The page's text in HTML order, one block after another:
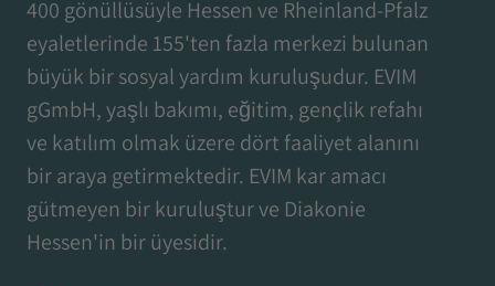
400 gönüllüsüyle Hessen ve Rheinland-Pfalz
eyaletlerinde 155'ten fazla merkezi bulunan
büyük bir sosyal yardım kuruluşudur. EVIM
gGmbH, yaşlı bakımı, eğitim, gençlik refahı
ve katılım olmak üzere dört faaliyet alanını
bir araya getirmektedir. EVIM kar amacı
gütmeyen bir kuruluştur ve Diakonie
Hessen'in bir üyesidir.